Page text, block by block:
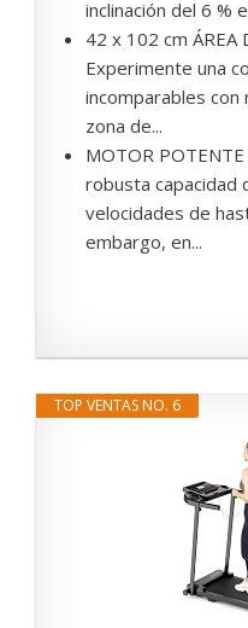
inclinación del 6 %
42 x 102 cm ÁREA
Experimente una
incomparables con
zona de...
MOTOR POTENTE
robusta capacidad
velocidades de
embargo, en...
TOP VENTAS NO. 6